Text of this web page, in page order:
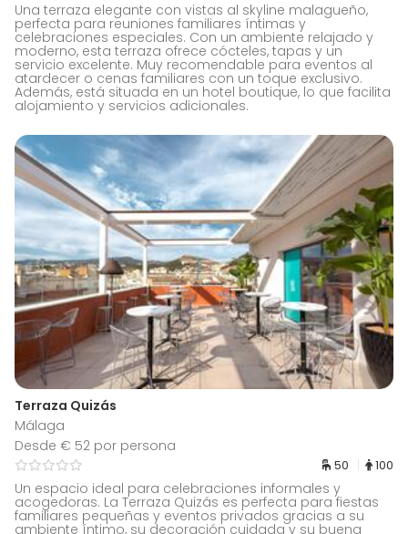
Una terraza elegante con vistas al skyline malagueño,
perfecta para reuniones familiares íntimas y
celebraciones especiales. Con un ambiente relajado y
moderno, esta terraza ofrece cócteles, tapas y un
servicio excelente. Muy recomendable para eventos al
atardecer o cenas familiares con un toque exclusivo.
Además, está situada en un hotel boutique, lo que facilita
alojamiento y servicios adicionales.
Terraza Quizás
Málaga
Desde € 52 por persona
50 100
Un espacio ideal para celebraciones informales y
acogedoras. La Terraza Quizás es perfecta para fiestas
familiares pequeñas y eventos privados gracias a su
ambiente íntimo, su decoración cuidada y su buena